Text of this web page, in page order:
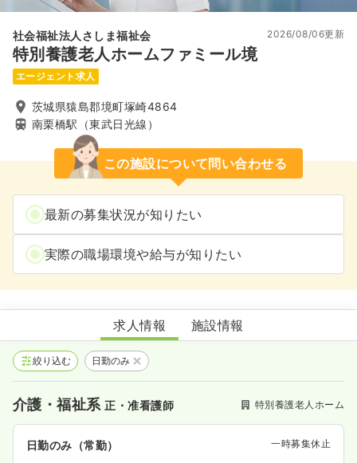
社会福祉法人さしま福祉会
特別養護老人ホームファミール境
2026/08/06更新
エージェント求人
茨城県猿島郡境町塚崎4864
南栗橋駅（東武日光線）
この施設について問い合わせる
最新の募集状況が知りたい
実際の職場環境や給与が知りたい
特別養護老人ホームファミール境
求人情報 施設情報
絞り込む 日勤のみ
介護・福祉系正・准看護師 特別養護老人ホーム
日勤のみ（常勤） 一時募集休止